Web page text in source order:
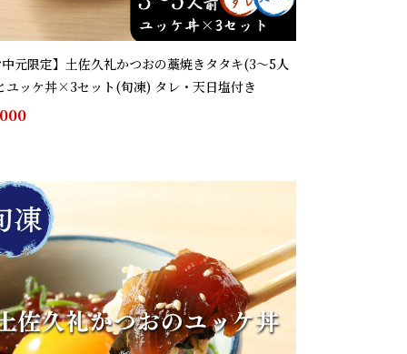
元限定】土佐久礼かつおの藁焼きタタキ(3～5人
ユッケ丼×3セット(旬凍) タレ・天日塩付き